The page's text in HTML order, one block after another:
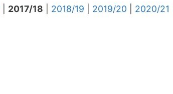
2017/18 2018/19 2019/20
2020/21